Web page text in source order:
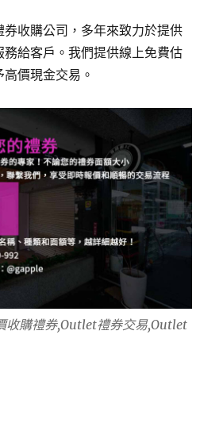
收購公司，多年來致力於提供
給客戶。我們提供線上免費估
價現金交易。
收購禮券,Outlet禮券交易,Outlet